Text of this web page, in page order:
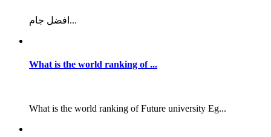
افضل جام...
What is the world ranking of ...
What is the world ranking of Future university Eg...